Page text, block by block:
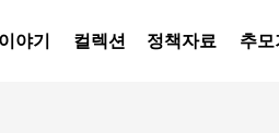
야기 컬렉션 정책자료 추모